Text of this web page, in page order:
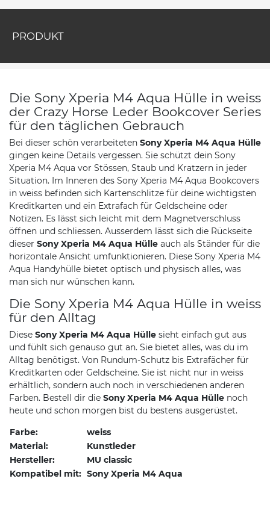
PRODUKT
Die Sony Xperia M4 Aqua Hülle in weiss
der Crazy Horse Leder Bookcover Series
für den täglichen Gebrauch
Bei dieser schön verarbeiteten Sony Xperia M4 Aqua Hülle
gingen keine Details vergessen. Sie schützt dein Sony
Xperia M4 Aqua vor Stössen, Staub und Kratzern in jeder
Situation. Im Inneren des Sony Xperia M4 Aqua Bookcovers
in weiss befinden sich Kartenschlitze für deine wichtigsten
Kreditkarten und ein Extrafach für Geldscheine oder
Notizen. Es lässt sich leicht mit dem Magnetverschluss
öffnen und schliessen. Ausserdem lässt sich die Rückseite
dieser Sony Xperia M4 Aqua Hülle auch als Ständer für die
horizontale Ansicht umfunktionieren. Diese Sony Xperia M4
Aqua Handyhülle bietet optisch und physisch alles, was
man sich nur wünschen kann.
Die Sony Xperia M4 Aqua Hülle in weiss
für den Alltag
Diese Sony Xperia M4 Aqua Hülle sieht einfach gut aus
und fühlt sich genauso gut an. Sie bietet alles, was du im
Alltag benötigst. Von Rundum-Schutz bis Extrafächer für
Kreditkarten oder Geldscheine. Sie ist nicht nur in weiss
erhältlich, sondern auch noch in verschiedenen anderen
Farben. Bestell dir die Sony Xperia M4 Aqua Hülle noch
heute und schon morgen bist du bestens ausgerüstet.
Farbe:
weiss
Material:
Kunstleder
Hersteller:
MU classic
Kompatibel mit: Sony Xperia M4 Aqua